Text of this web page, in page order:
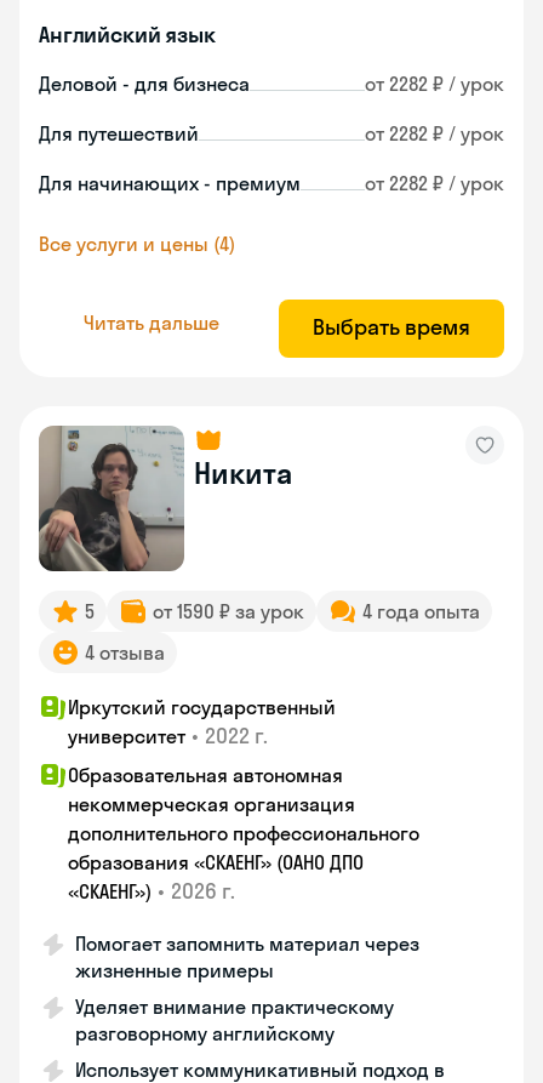
Английский язык
Деловой - для бизнеса от 2282 ₽ / урок
Для путешествий от 2282 ₽ / урок
Для начинающих - премиум от 2282 ₽ / урок
Все услуги и цены (4)
Читать дальше Выбрать время
Никита
5 от 1590 ₽ за урок
4 года опыта
4 отзыва
Иркутский государственный
университет • 2022 г.
Образовательная автономная
некоммерческая организация
дополнительного профессионального
образования «СКАЕНГ» (ОАНО ДПО
«СКАЕНГ») • 2026 г.
Помогает запомнить материал через
жизненные примеры
Уделяет внимание практическому
разговорному английскому
Использует коммуникативный подход в